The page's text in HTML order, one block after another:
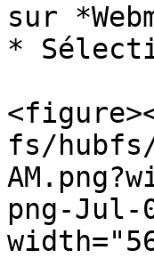
sur
*
fs/hubfs/
png-Jul-